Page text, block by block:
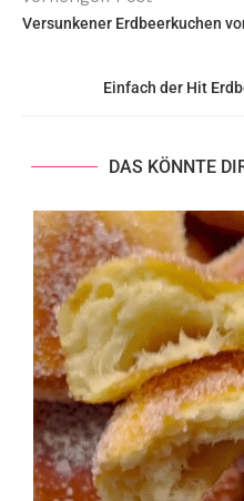
Versunkener Erdbeerkuchen
Einfach der Hit
DAS KÖNNTE